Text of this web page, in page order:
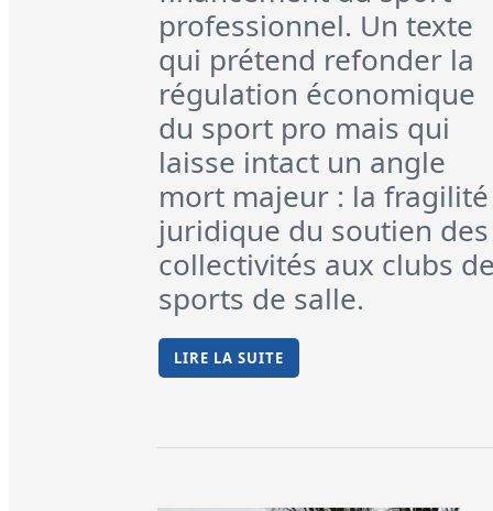
professionnel. Un texte
qui prétend refonder la
régulation économique
du sport pro mais qui
laisse intact un angle
mort majeur : la fragilité
juridique du soutien des
collectivités aux clubs
sports de salle.
LIRE LA SUITE